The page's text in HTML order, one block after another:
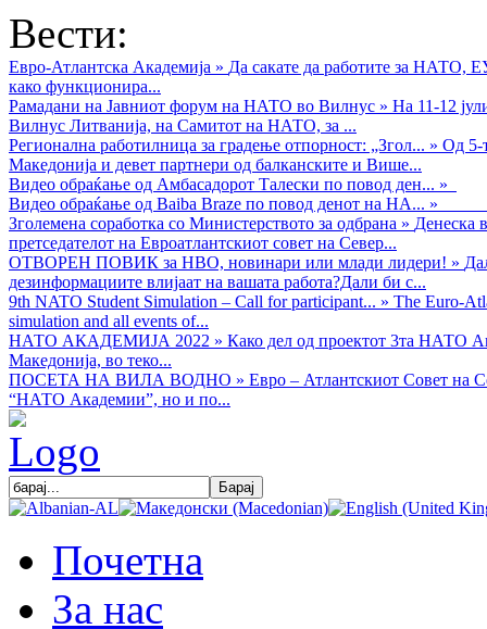
Вести:
Евро-Атлантска Академија » Да сакате да работите за НАТО,
како функционира...
Рамадани на Јавниот форум на НАТО во Вилнус » На 11-12
Вилнус Литванија, на Самитот на НАТО, за ...
Регионална работилница за градење отпорност: „Згол... » Од 5-
Македонија и девет партнери од балканските и Више...
Видео обраќањe од Амбасадорот Талески по повод ден... »
Видео обраќање од Baiba Braze по повод денот на НА... »
Зголемена соработка со Министерството за одбрана » Денеска
претседателот на Евроатлантскиот совет на Север...
ОТВОРЕН ПОВИК за НВО, новинари или млади лидери! »
дезинформациите влијаат на вашата работа?Дали би с...
9th NATO Student Simulation – Call for participant... » The Euro-
simulation and all events of...
НАТО АКАДЕМИЈА 2022 » Како дел од проектот 3та НАТО
Македонија, во теко...
ПОСЕТА НА ВИЛА ВОДНО » Евро – Атлантскиот Совет на
“НАТО Академии”, но и по...
Почетна
За нас